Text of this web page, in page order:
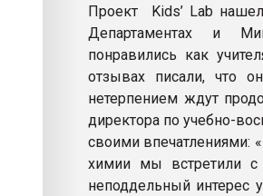
Проект Kids’ Lab
Департаментах и
понравились как
отзывах писали, что
нетерпением ждут
директора по учебно-
своими впечатлениями:
химии мы встретили с
неподдельный интерес